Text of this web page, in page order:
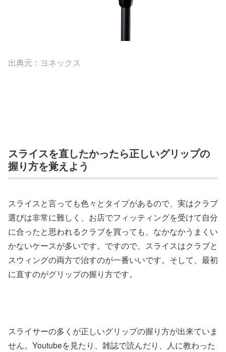
出典元：ヨネックス
スライスを直したかったら正しいグリップの
握り方を覚えよう
スライスと言っても色々とタイプがあるので、実はクラブ
選びは非常に難しく、お店でフィッティングを受けて自分
に合ったと思われるクラブを買っても、なかなかうまくい
かないケースが多いです。ですので、スライスはクラブと
スウィングの両方で治すのが一番いいです。そして、最初
に直すのがグリップの握り方です。
スライサーの多くが正しいグリップの握り方が出来ていま
せん。Youtubeを見たり、雑誌で読んだり、人に教わった